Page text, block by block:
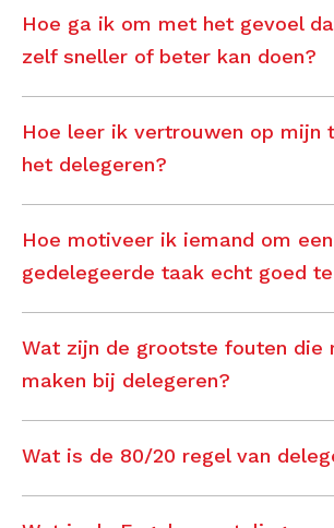
Hoe ga ik om met het gevoel
zelf sneller of beter kan doen?
Hoe leer ik vertrouwen op mijn
het delegeren?
Hoe motiveer ik iemand om een
gedelegeerde taak echt goed
Wat zijn de grootste fouten die
maken bij delegeren?
Wat is de 80/20 regel van